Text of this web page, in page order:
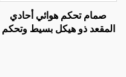
صمام تحكم هوائي أحادي
المقعد ذو هيكل بسيط وتحكم